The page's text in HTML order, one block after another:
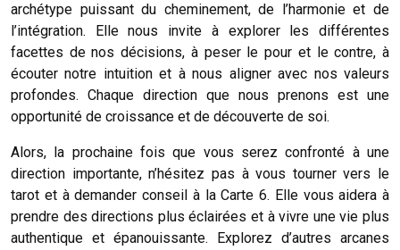
archétype puissant du cheminement, de l’harmonie et de
l’intégration. Elle nous invite à explorer les différentes
facettes de nos décisions, à peser le pour et le contre, à
écouter notre intuition et à nous aligner avec nos valeurs
profondes. Chaque direction que nous prenons est une
opportunité de croissance et de découverte de soi.
Alors, la prochaine fois que vous serez confronté à une
direction importante, n’hésitez pas à vous tourner vers le
tarot et à demander conseil à la Carte 6. Elle vous aidera à
prendre des directions plus éclairées et à vivre une vie plus
authentique et épanouissante. Explorez d’autres arcanes